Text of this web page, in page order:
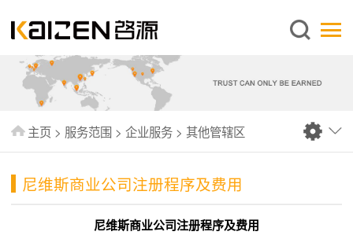
简体中文
关于启源
服务范围
新闻中心
知识库
常见问题
主页 > 服务范围 > 企业服务 > 其他管辖区
尼维斯商业公司注册程序及费用
尼维斯商业公司注册程序及费用